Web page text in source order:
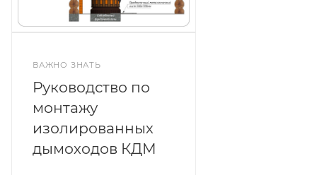
ВАЖНО ЗНАТЬ
Руководство по
монтажу
изолированных
дымоходов КДМ